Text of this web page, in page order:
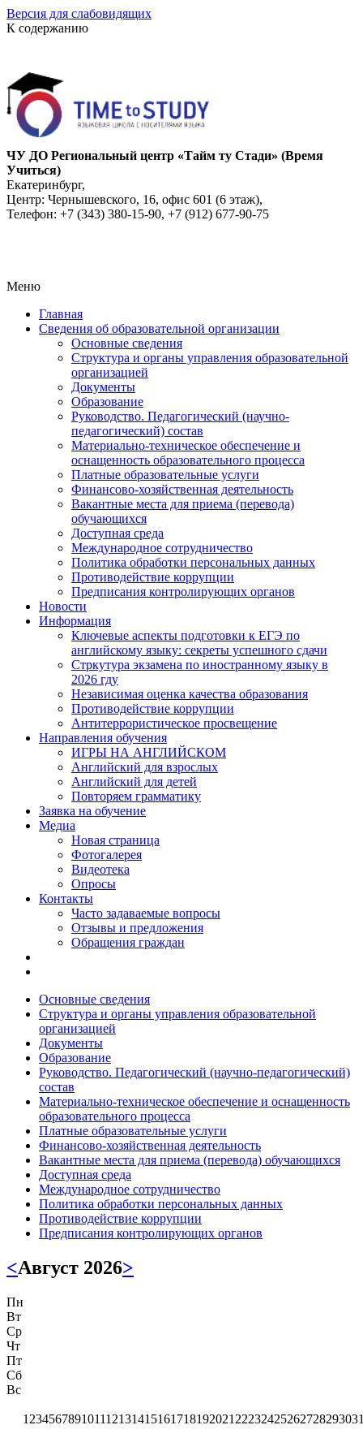
Версия для слабовидящих
К содержанию
ЧУ ДО Региональный центр «Тайм ту Стади» (Время
Учиться)
Екатеринбург,
Центр: Чернышевского, 16, офис 601 (6 этаж),
Телефон: +7 (343) 380-15-90, +7 (912) 677-90-75
Меню
Главная
Сведения об образовательной организации
Основные сведения
Структура и органы управления образовательной
организацией
Документы
Образование
Руководство. Педагогический (научно-
педагогический) состав
Материально-техническое обеспечение и
оснащенность образовательного процесса
Платные образовательные услуги
Финансово-хозяйственная деятельность
Вакантные места для приема (перевода)
обучающихся
Доступная среда
Международное сотрудничество
Политика обработки персональных данных
Противодействие коррупции
Предписания контролирующих органов
Новости
Информация
Ключевые аспекты подготовки к ЕГЭ по
английскому языку: секреты успешного сдачи
Стркутура экзамена по иностранному языку в
2026 гду
Независимая оценка качества образования
Противодействие коррупции
Антитеррористическое просвещение
Направления обучения
ИГРЫ НА АНГЛИЙСКОМ
Английский для взрослых
Английский для детей
Повторяем грамматику
Заявка на обучение
Медиа
Новая страница
Фотогалерея
Видеотека
Опросы
Контакты
Часто задаваемые вопросы
Отзывы и предложения
Обращения граждан
Основные сведения
Структура и органы управления образовательной
организацией
Документы
Образование
Руководство. Педагогический (научно-педагогический)
состав
Материально-техническое обеспечение и оснащенность
образовательного процесса
Платные образовательные услуги
Финансово-хозяйственная деятельность
Вакантные места для приема (перевода) обучающихся
Доступная среда
Международное сотрудничество
Политика обработки персональных данных
Противодействие коррупции
Предписания контролирующих органов
<Август 2026>
Пн
Вт
Ср
Чт
Пт
Сб
Вс
1 23456789101112131415161718192021 222324252627282930